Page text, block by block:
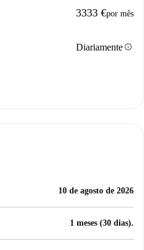
3333 €por mês
Diariamenteinfo
10 de agosto de 2026
1 meses (30 dias).